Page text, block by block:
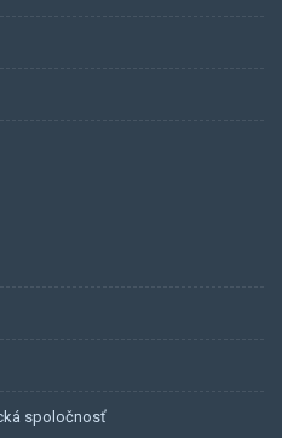
spoločnosť